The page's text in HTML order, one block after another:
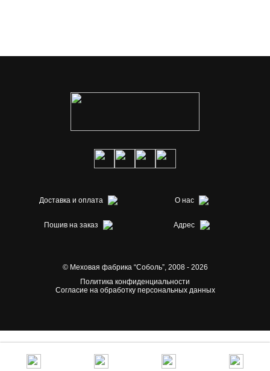
© Меховая фабрика “Соболь”,2008 - 2026
Доставка и оплата О нас
Пошив на заказ Адрес
Политика конфиденциальности
Согласие на обработку персональных данных